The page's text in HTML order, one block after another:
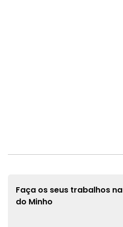
Faça os seus trabalhos na
do Minho